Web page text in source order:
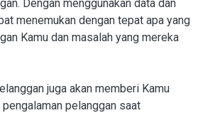
Dengan menggunakan data dan
menemukan dengan tepat apa yang
Kamu dan masalah yang mereka
juga akan memberi Kamu
pelanggan saat